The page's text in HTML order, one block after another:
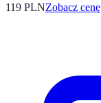
119 PLNZobacz cenę